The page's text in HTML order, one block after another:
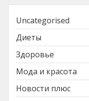
Uncategorised
Диеты
Здоровье
Мода и красота
Новости плюс